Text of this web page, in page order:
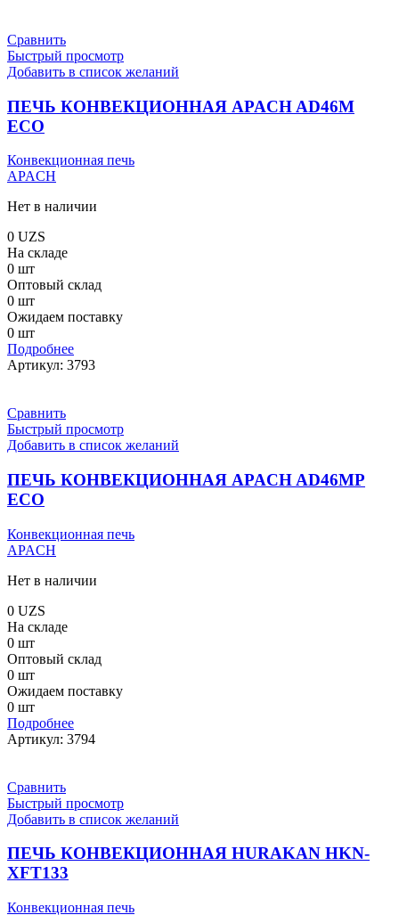
Сравнить
Быстрый просмотр
Добавить в список желаний
ПЕЧЬ КОНВЕКЦИОННАЯ APACH AD46M
ECO
Конвекционная печь
APACH
Нет в наличии
0 UZS
На складе
0 шт
Оптовый склад
0 шт
Ожидаем поставку
0 шт
Подробнее
Артикул: 3793
Сравнить
Быстрый просмотр
Добавить в список желаний
ПЕЧЬ КОНВЕКЦИОННАЯ APACH AD46MP
ECO
Конвекционная печь
APACH
Нет в наличии
0 UZS
На складе
0 шт
Оптовый склад
0 шт
Ожидаем поставку
0 шт
Подробнее
Артикул: 3794
Сравнить
Быстрый просмотр
Добавить в список желаний
ПЕЧЬ КОНВЕКЦИОННАЯ HURAKAN HKN-
XFT133
Конвекционная печь